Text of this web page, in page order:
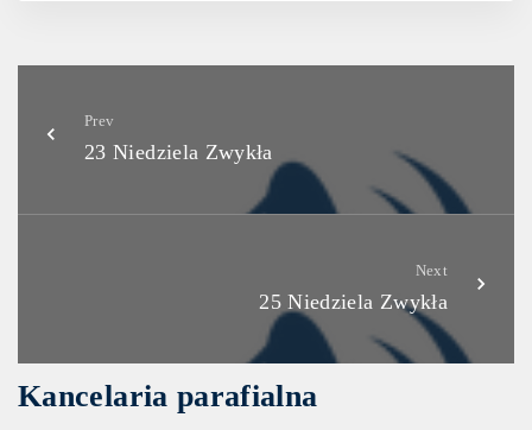
Prev
23 Niedziela Zwykła
Next
25 Niedziela Zwykła
Kancelaria parafialna